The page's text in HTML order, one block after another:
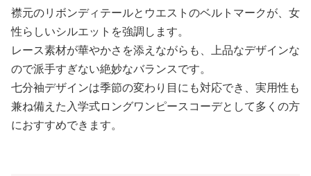
襟元のリボンディテールとウエストのベルトマークが、女
性らしいシルエットを強調します。
レース素材が華やかさを添えながらも、上品なデザインな
ので派手すぎない絶妙なバランスです。
七分袖デザインは季節の変わり目にも対応でき、実用性も
兼ね備えた入学式ロングワンピースコーデとして多くの方
におすすめできます。